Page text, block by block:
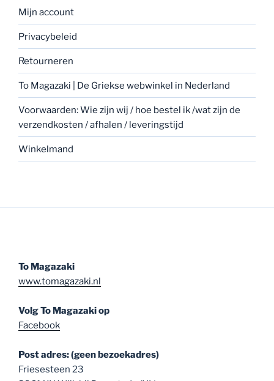
Mijn account
Privacybeleid
Retourneren
To Magazaki | De Griekse webwinkel in Nederland
Voorwaarden: Wie zijn wij / hoe bestel ik /wat zijn de
verzendkosten / afhalen / leveringstijd
Winkelmand
To Magazaki
www.tomagazaki.nl
Volg To Magazaki op
Facebook
Post adres: (geen bezoekadres)
Friesesteen 23